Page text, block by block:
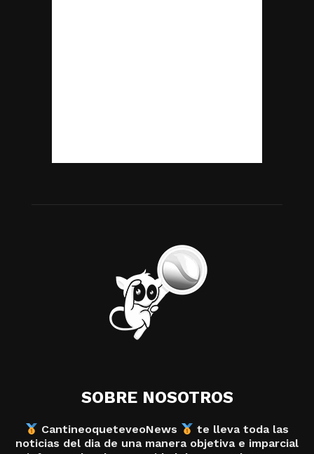
SOBRE NOSOTROS
CantineoqueteveoNews
te lleva toda las
noticias del dia de una manera objetiva e imparcial